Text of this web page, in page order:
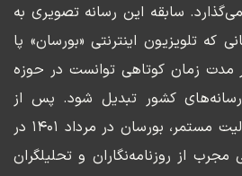
سابقه این رسانه تصویری به
زمانی که تلویزیون اینترنتی «بورسان» پا
مدت زمان کوتاهی توانست در حوزه
رسانه‌های کشور تبدیل شود. پس از
حدود دو و نیم سال فعالیت مستمر، بورسان در مرداد ۱۴۰۱ در
از روزنامه‌نگاران و تحلیلگران